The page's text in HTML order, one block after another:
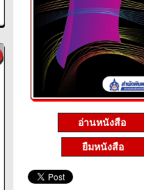
อ่านหนังสือ
ยืมหนังสือ